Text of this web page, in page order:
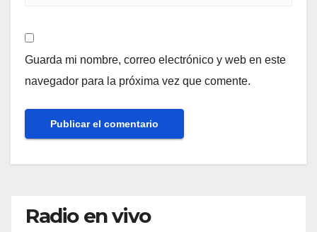
Guarda mi nombre, correo electrónico y web en este
navegador para la próxima vez que comente.
Radio en vivo